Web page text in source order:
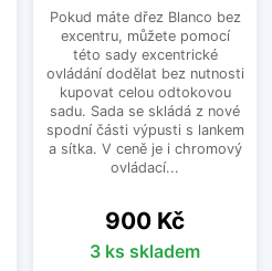
Pokud máte dřez Blanco bez
excentru, můžete pomocí
této sady excentrické
ovládání dodělat bez nutnosti
kupovat celou odtokovou
sadu. Sada se skládá z nové
spodní části výpusti s lankem
a sítka. V ceně je i chromový
ovládací...
Cena
900 Kč
3 ks skladem